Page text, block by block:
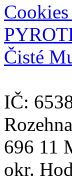
Čisté
IČ:
696 11
okr.